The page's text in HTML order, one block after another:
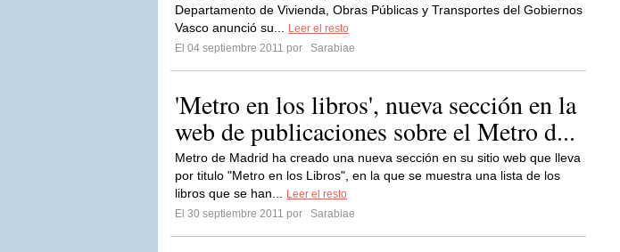
Departamento de Vivienda, Obras Públicas y Transportes del Gobiernos
Vasco anunció su...
Leer el resto
El 04 septiembre 2011 por
Sarabiae
'Metro en los libros', nueva sección en la
web de publicaciones sobre el Metro d...
Metro de Madrid ha creado una nueva sección en su sitio web que lleva
por titulo "Metro en los Libros", en la que se muestra una lista de los
libros que se han...
Leer el resto
El 30 septiembre 2011 por
Sarabiae